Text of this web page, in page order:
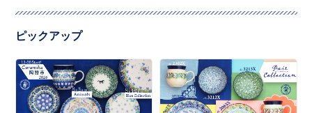
ピックアップ